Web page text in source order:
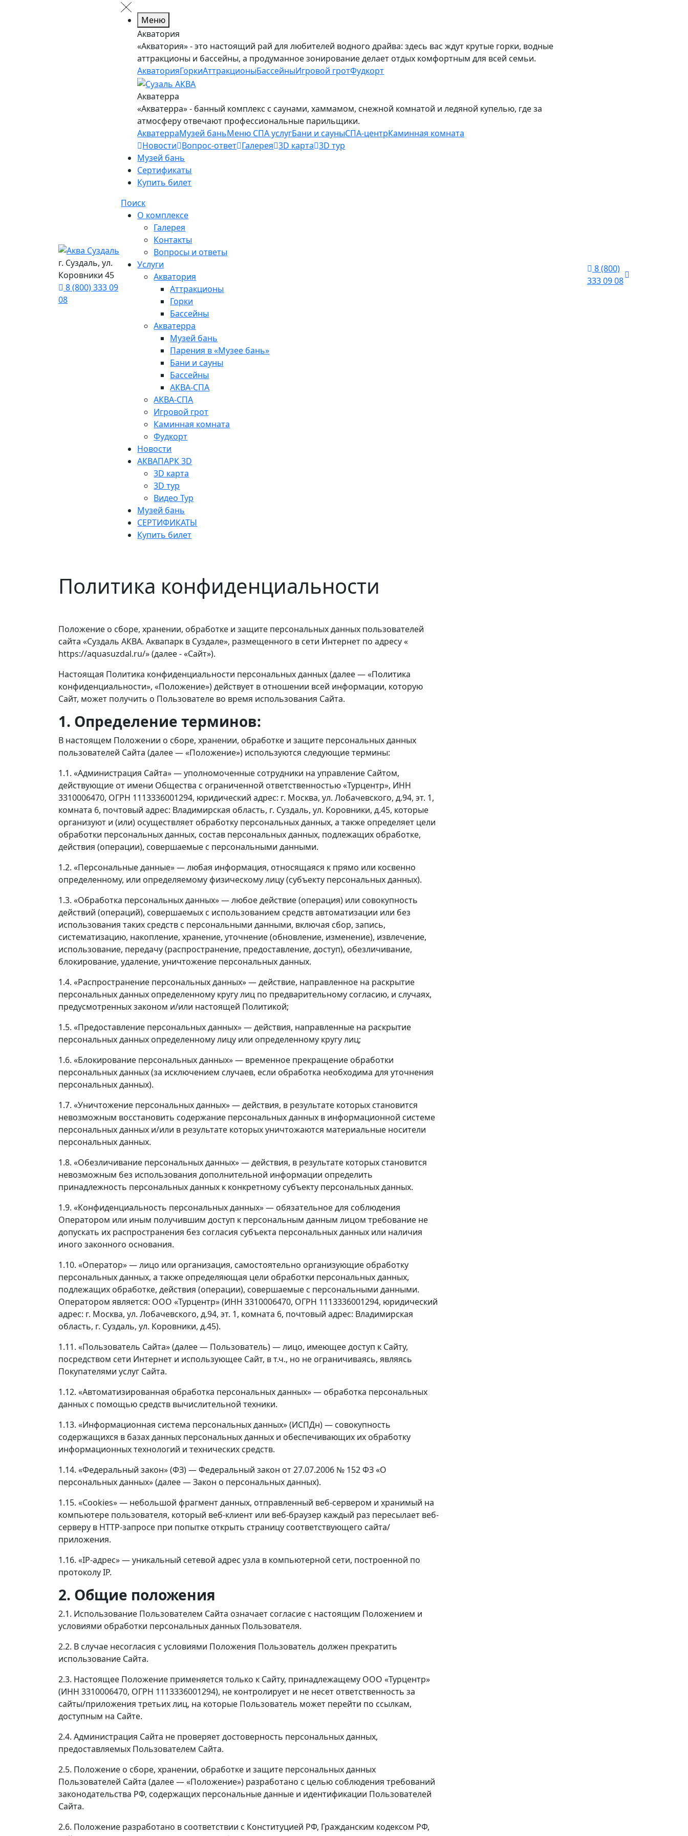
г. Суздаль, ул.
Коровники 45
8 (800) 333 09
08
Меню
Акватория
«Акватория» - это настоящий рай для любителей водного драйва: здесь вас ждут крутые горки, водные
аттракционы и бассейны, а продуманное зонирование делает отдых комфортным для всей семьи.
АкваторияГоркиАттракционыБассейныИгровой гротФудкорт
Акватерра
«Акватерра» - банный комплекс с саунами, хаммамом, снежной комнатой и ледяной купелью, где за
атмосферу отвечают профессиональные парильщики.
АкватерраМузей баньМеню СПА услугБани и сауныСПА-центрКаминная комната
Новости Вопрос-ответ Галерея 3D карта 3D тур
Музей бань
Сертификаты
Купить билет
Поиск
О комплексе
Галерея
Контакты
Вопросы и ответы
Услуги
Акватория
Аттракционы
Горки
Бассейны
Акватерра
Музей бань
Парения в «Музее бань»
Бани и сауны
Бассейны
АКВА-СПА
АКВА-СПА
Игровой грот
Каминная комната
Фудкорт
Новости
АКВАПАРК 3D
3D карта
3D тур
Видео Тур
Музей бань
СЕРТИФИКАТЫ
Купить билет
8 (800)
333 09 08
Политика конфиденциальности
Положение о сборе, хранении, обработке и защите персональных данных пользователей
сайта «Суздаль АКВА. Аквапарк в Суздале», размещенного в сети Интернет по адресу «
https://aquasuzdal.ru/» (далее - «Сайт»).
Настоящая Политика конфиденциальности персональных данных (далее — «Политика
конфиденциальности», «Положение») действует в отношении всей информации, которую
Сайт, может получить о Пользователе во время использования Сайта.
1. Определение терминов:
В настоящем Положении о сборе, хранении, обработке и защите персональных данных
пользователей Сайта (далее — «Положение») используются следующие термины:
1.1. «Администрация Сайта» — уполномоченные сотрудники на управление Сайтом,
действующие от имени Общества с ограниченной ответственностью «Турцентр», ИНН
3310006470, ОГРН 1113336001294, юридический адрес: г. Москва, ул. Лобачевского, д.94, эт. 1,
комната 6, почтовый адрес: Владимирская область, г. Суздаль, ул. Коровники, д.45, которые
организуют и (или) осуществляет обработку персональных данных, а также определяет цели
обработки персональных данных, состав персональных данных, подлежащих обработке,
действия (операции), совершаемые с персональными данными.
1.2. «Персональные данные» — любая информация, относящаяся к прямо или косвенно
определенному, или определяемому физическому лицу (субъекту персональных данных).
1.3. «Обработка персональных данных» — любое действие (операция) или совокупность
действий (операций), совершаемых с использованием средств автоматизации или без
использования таких средств с персональными данными, включая сбор, запись,
систематизацию, накопление, хранение, уточнение (обновление, изменение), извлечение,
использование, передачу (распространение, предоставление, доступ), обезличивание,
блокирование, удаление, уничтожение персональных данных.
1.4. «Распространение персональных данных» — действие, направленное на раскрытие
персональных данных определенному кругу лиц по предварительному согласию, и случаях,
предусмотренных законом и/или настоящей Политикой;
1.5. «Предоставление персональных данных» — действия, направленные на раскрытие
персональных данных определенному лицу или определенному кругу лиц;
1.6. «Блокирование персональных данных» — временное прекращение обработки
персональных данных (за исключением случаев, если обработка необходима для уточнения
персональных данных).
1.7. «Уничтожение персональных данных» — действия, в результате которых становится
невозможным восстановить содержание персональных данных в информационной системе
персональных данных и/или в результате которых уничтожаются материальные носители
персональных данных.
1.8. «Обезличивание персональных данных» — действия, в результате которых становится
невозможным без использования дополнительной информации определить
принадлежность персональных данных к конкретному субъекту персональных данных.
1.9. «Конфиденциальность персональных данных» — обязательное для соблюдения
Оператором или иным получившим доступ к персональным данным лицом требование не
допускать их распространения без согласия субъекта персональных данных или наличия
иного законного основания.
1.10. «Оператор» — лицо или организация, самостоятельно организующие обработку
персональных данных, а также определяющая цели обработки персональных данных,
подлежащих обработке, действия (операции), совершаемые с персональными данными.
Оператором является: ООО «Турцентр» (ИНН 3310006470, ОГРН 1113336001294, юридический
адрес: г. Москва, ул. Лобачевского, д.94, эт. 1, комната 6, почтовый адрес: Владимирская
область, г. Суздаль, ул. Коровники, д.45).
1.11. «Пользователь Сайта» (далее — Пользователь) — лицо, имеющее доступ к Сайту,
посредством сети Интернет и использующее Сайт, в т.ч., но не ограничиваясь, являясь
Покупателями услуг Сайта.
1.12. «Автоматизированная обработка персональных данных» — обработка персональных
данных с помощью средств вычислительной техники.
1.13. «Информационная система персональных данных» (ИСПДн) — совокупность
содержащихся в базах данных персональных данных и обеспечивающих их обработку
информационных технологий и технических средств.
1.14. «Федеральный закон» (ФЗ) — Федеральный закон от 27.07.2006 № 152 ФЗ «О
персональных данных» (далее — Закон о персональных данных).
1.15. «Cookies» — небольшой фрагмент данных, отправленный веб-сервером и хранимый на
компьютере пользователя, который веб-клиент или веб-браузер каждый раз пересылает веб-
серверу в HTTP-запросе при попытке открыть страницу соответствующего сайта/
приложения.
1.16. «IP-адрес» — уникальный сетевой адрес узла в компьютерной сети, построенной по
протоколу IP.
2. Общие положения
2.1. Использование Пользователем Сайта означает согласие с настоящим Положением и
условиями обработки персональных данных Пользователя.
2.2. В случае несогласия с условиями Положения Пользователь должен прекратить
использование Сайта.
2.3. Настоящее Положение применяется только к Сайту, принадлежащему ООО «Турцентр»
(ИНН 3310006470, ОГРН 1113336001294), не контролирует и не несет ответственность за
сайты/приложения третьих лиц, на которые Пользователь может перейти по ссылкам,
доступным на Сайте.
2.4. Администрация Сайта не проверяет достоверность персональных данных,
предоставляемых Пользователем Сайта.
2.5. Положение о сборе, хранении, обработке и защите персональных данных
Пользователей Сайта (далее — «Положение») разработано с целью соблюдения требований
законодательства РФ, содержащих персональные данные и идентификации Пользователей
Сайта.
2.6. Положение разработано в соответствии с Конституцией РФ, Гражданским кодексом РФ,